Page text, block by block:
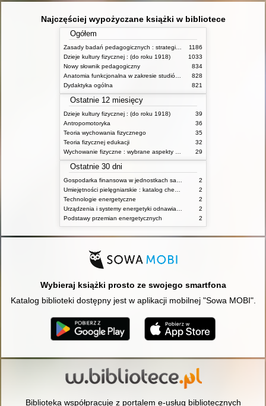
Najczęściej wypożyczane książki w bibliotece
Ogółem
1186
Dzieje kultury fizycznej : (do roku 1918)
1033
Nowy słownik pedagogiczny
834
828
Dydaktyka ogólna
821
Ostatnie 12 miesięcy
Dzieje kultury fizycznej : (do roku 1918)
39
Antropomotoryka
36
Teoria wychowania fizycznego
35
Teoria fizycznej edukacji
32
29
Ostatnie 30 dni
2
2
Technologie energetyczne
2
2
Podstawy przemian energetycznych
2
Wybieraj książki prosto ze swojego smartfona
Katalog biblioteki dostępny jest w aplikacji mobilnej "Sowa MOBI".
Biblioteka współpracuje z portalem e-usług bibliotecznych